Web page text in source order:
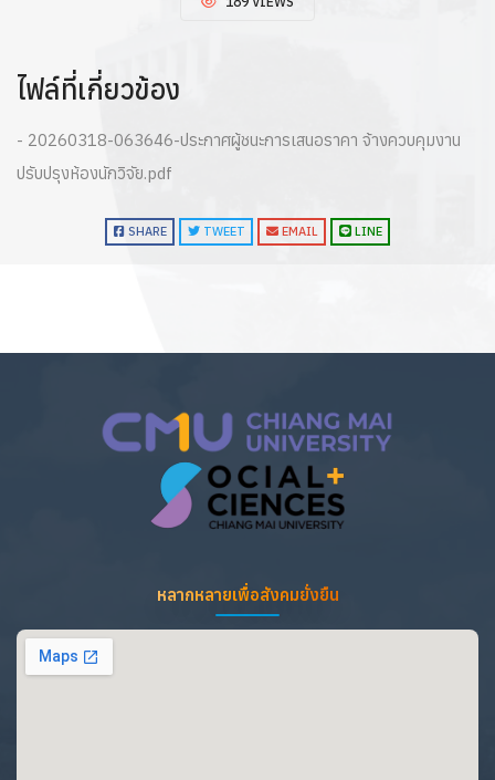
ไฟล์ที่เกี่ยวข้อง
- 20260318-063646-ประกาศผู้ชนะการเสนอราคา จ้างควบคุมงาน
ปรับปรุงห้องนักวิจัย.pdf
SHARE TWEET EMAIL LINE
หลากหลายเพื่อสังคมยั่งยืน